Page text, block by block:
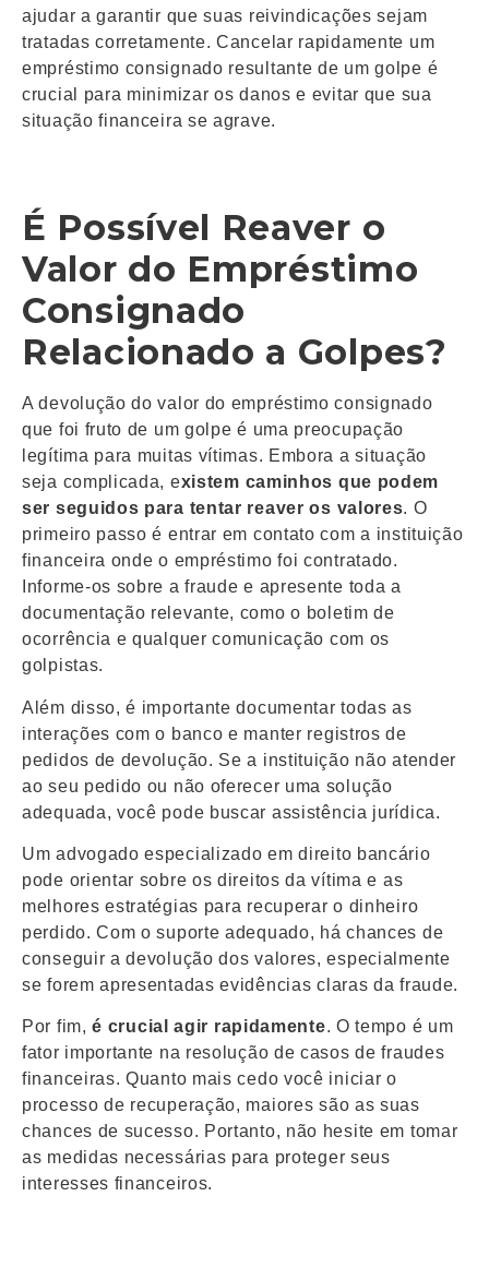
ajudar a garantir que suas reivindicações sejam
tratadas corretamente. Cancelar rapidamente um
empréstimo consignado resultante de um golpe é
crucial para minimizar os danos e evitar que sua
situação financeira se agrave.
É Possível Reaver o
Valor do Empréstimo
Consignado
Relacionado a Golpes?
A devolução do valor do empréstimo consignado
que foi fruto de um golpe é uma preocupação
legítima para muitas vítimas. Embora a situação
seja complicada, existem caminhos que podem
ser seguidos para tentar reaver os valores. O
primeiro passo é entrar em contato com a instituição
financeira onde o empréstimo foi contratado.
Informe-os sobre a fraude e apresente toda a
documentação relevante, como o boletim de
ocorrência e qualquer comunicação com os
golpistas.
Além disso, é importante documentar todas as
interações com o banco e manter registros de
pedidos de devolução. Se a instituição não atender
ao seu pedido ou não oferecer uma solução
adequada, você pode buscar assistência jurídica.
Um advogado especializado em direito bancário
pode orientar sobre os direitos da vítima e as
melhores estratégias para recuperar o dinheiro
perdido. Com o suporte adequado, há chances de
conseguir a devolução dos valores, especialmente
se forem apresentadas evidências claras da fraude.
Por fim,é crucial agir rapidamente. O tempo é um
fator importante na resolução de casos de fraudes
financeiras. Quanto mais cedo você iniciar o
processo de recuperação, maiores são as suas
chances de sucesso. Portanto, não hesite em tomar
as medidas necessárias para proteger seus
interesses financeiros.